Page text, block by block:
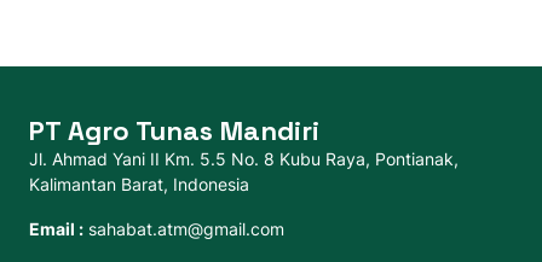
PT Agro Tunas Mandiri
Jl. Ahmad Yani II Km. 5.5 No. 8 Kubu Raya, Pontianak,
Kalimantan Barat, Indonesia
Email : sahabat.atm@gmail.com